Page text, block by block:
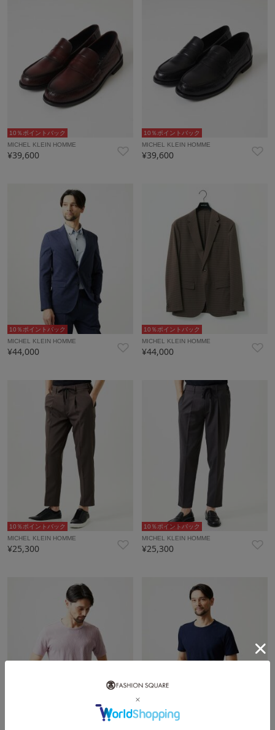
10％ポイントバック
MICHEL KLEIN HOMME
¥39,600
10％ポイントバック
MICHEL KLEIN HOMME
¥39,600
10％ポイントバック
MICHEL KLEIN HOMME
¥44,000
10％ポイントバック
MICHEL KLEIN HOMME
¥44,000
10％ポイントバック
MICHEL KLEIN HOMME
¥25,300
10％ポイントバック
MICHEL KLEIN HOMME
¥25,300